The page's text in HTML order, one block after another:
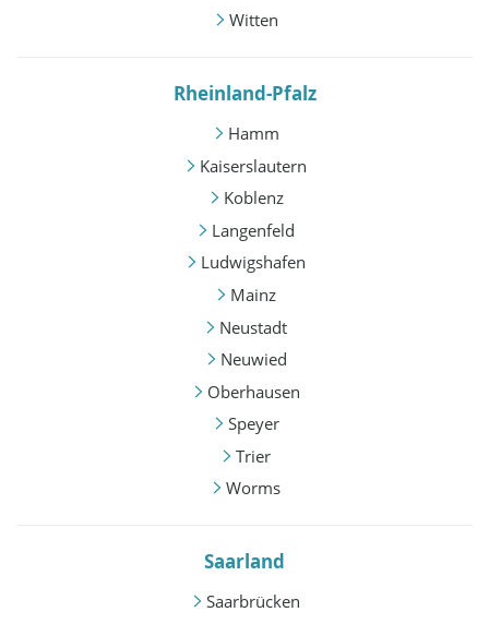
Witten
Rheinland-Pfalz
Hamm
Kaiserslautern
Koblenz
Langenfeld
Ludwigshafen
Mainz
Neustadt
Neuwied
Oberhausen
Speyer
Trier
Worms
Saarland
Saarbrücken